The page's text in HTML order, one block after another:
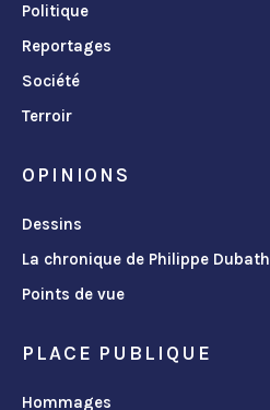
Politique
Reportages
Société
Terroir
OPINIONS
Dessins
La chronique de Philippe Dubath
Points de vue
PLACE PUBLIQUE
Hommages